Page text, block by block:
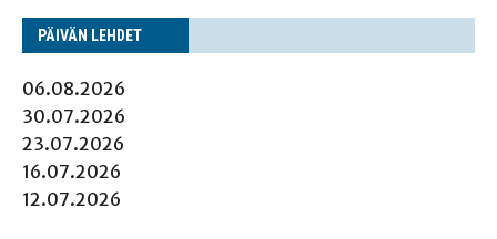
PÄI­VÄN LEHDET
06.08.2026
30.07.2026
23.07.2026
16.07.2026
12.07.2026